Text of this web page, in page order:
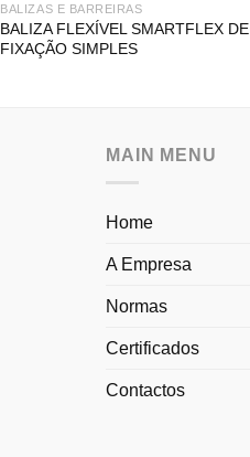
BALIZAS E BARREIRAS
BALIZA FLEXÍVEL SMARTFLEX DE
FIXAÇÃO SIMPLES
MAIN MENU
Home
A Empresa
Normas
Certificados
Contactos